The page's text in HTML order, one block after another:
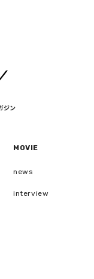
ジン
MOVIE
news
interview